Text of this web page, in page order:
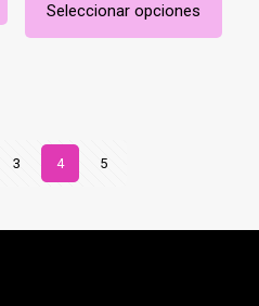
7,00€.5,00€.
Seleccionar opciones
Este
producto
opciones
pueden
3 4 5